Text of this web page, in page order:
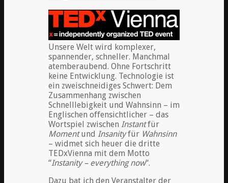
Unsere Welt wird komplexer,
spannender, schneller. Manchmal
atemberaubend. Ohne Fortschritt
keine Entwicklung. Technologie ist
ein zweischneidiges Schwert: Dem
Zusammenhang zwischen
Schnelllebigkeit und Wahnsinn – im
Englischen offensichtlicher – das
Wortspiel zwischen Instantfür
Momentund Insanityfür Wahnsinn
– widmet sich heuer die dritte
TEDxVienna mit dem Motto
“Instanity – everything now“.
Dazu bat ich den Veranstalter der